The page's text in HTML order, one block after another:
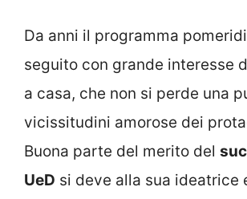
Da anni il programma
seguito con grande interesse
a casa, che non si perde una
vicissitudini amorose dei
Buona parte del merito del
UeD si deve alla sua ideatrice